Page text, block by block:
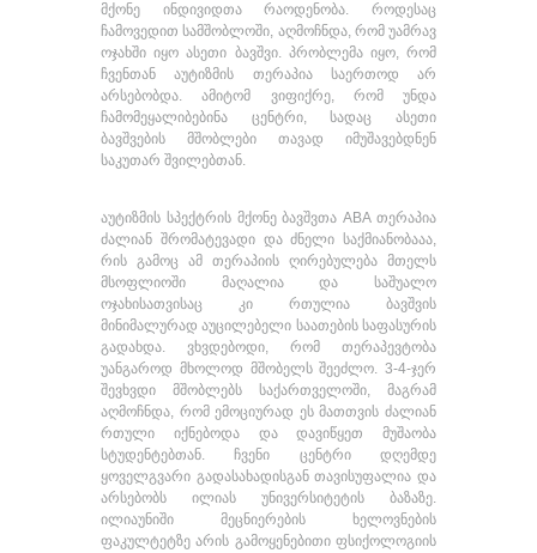
მქონე ინდივიდთა რაოდენობა. როდესაც
ჩამოვედით სამშობლოში, აღმოჩნდა, რომ უამრავ
ოჯახში იყო ასეთი ბავშვი. პრობლემა იყო, რომ
ჩვენთან აუტიზმის თერაპია საერთოდ არ
არსებობდა. ამიტომ ვიფიქრე, რომ უნდა
ჩამომეყალიბებინა ცენტრი, სადაც ასეთი
ბავშვების მშობლები თავად იმუშავებდნენ
საკუთარ შვილებთან.
აუტიზმის სპექტრის მქონე ბავშვთა ABA თერაპია
ძალიან შრომატევადი და ძნელი საქმიანობააა,
რის გამოც ამ თერაპიის ღირებულება მთელს
მსოფლიოში მაღალია და საშუალო
ოჯახისათვისაც კი რთულია ბავშვის
მინიმალურად აუცილებელი საათების საფასურის
გადახდა. ვხვდებოდი, რომ თერაპევტობა
უანგაროდ მხოლოდ მშობელს შეეძლო. 3-4-ჯერ
შევხვდი მშობლებს საქართველოში, მაგრამ
აღმოჩნდა, რომ ემოციურად ეს მათთვის ძალიან
რთული იქნებოდა და დავიწყეთ მუშაობა
სტუდენტებთან. ჩვენი ცენტრი დღემდე
ყოველგვარი გადასახადისგან თავისუფალია და
არსებობს ილიას უნივერსიტეტის ბაზაზე.
ილიაუნიში მეცნიერების ხელოვნების
ფაკულტეტზე არის გამოყენებითი ფსიქოლოგიის